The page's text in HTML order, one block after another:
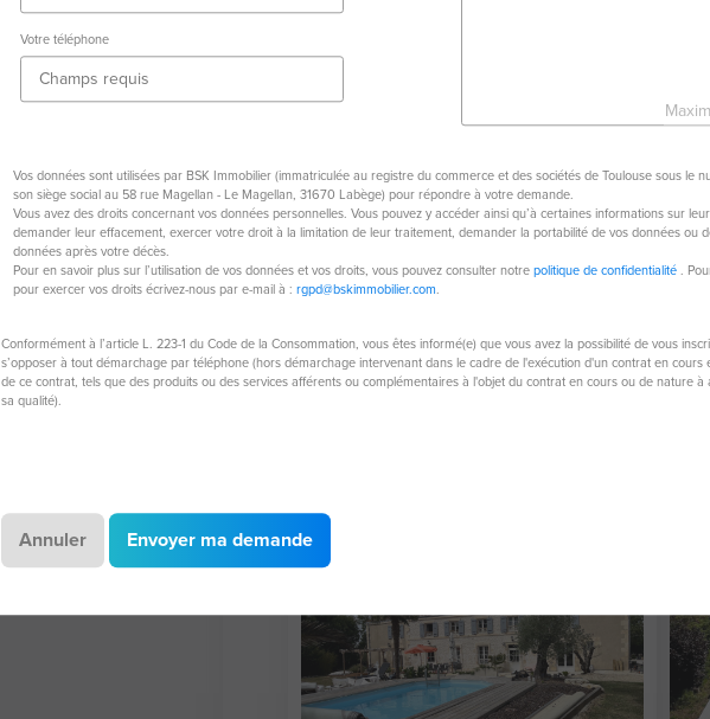
Maison de 110 m²
5 pièces
110 m²
Votre téléphone
Vos données sont utilisées par BSK Immobilier (immatriculée au registre du commerce et des sociétés de Toulouse sous le
son siège social au 58 rue Magellan - Le Magellan, 31670 Labège) pour répondre à votre demande.
Vous avez des droits concernant vos données personnelles. Vous pouvez y accéder ainsi qu’à certaines informations sur
demander leur effacement, exercer votre droit à la limitation de leur traitement, demander la portabilité de vos données ou
données après votre décès.
Pour en savoir plus sur l’utilisation de vos données et vos droits, vous pouvez consulter notrepolitique de confidentialité.
pour exercer vos droits écrivez-nous par e-mail à :rgpd@bskimmobilier.com.
Conformément à l’article L. 223-1 du Code de la Consommation, vous êtes informé(e) que vous avez la possibilité de vous
s’opposer à tout démarchage par téléphone (hors démarchage intervenant dans le cadre de l'exécution d'un contrat en
de ce contrat, tels que des produits ou des services afférents ou complémentaires à l'objet du contrat en cours ou de nature
sa qualité).
Annuler Envoyer ma demande